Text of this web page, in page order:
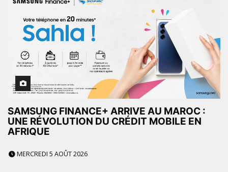
SAMSUNG FINANCE+ ARRIVE AU MAROC :
UNE RÉVOLUTION DU CRÉDIT MOBILE EN
AFRIQUE
MERCREDI 5 AOÛT 2026